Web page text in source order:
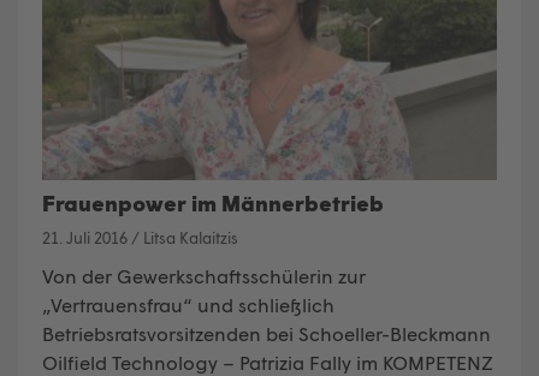
Frauenpower im Männerbetrieb
21. Juli 2016 / Litsa Kalaitzis
Von der Gewerkschaftsschülerin zur
„Vertrauensfrau“ und schließlich
Betriebsratsvorsitzenden bei Schoeller-Bleckmann
Oilfield Technology – Patrizia Fally im KOMPETENZ